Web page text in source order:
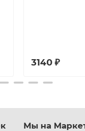
3140 ₽
Мы на